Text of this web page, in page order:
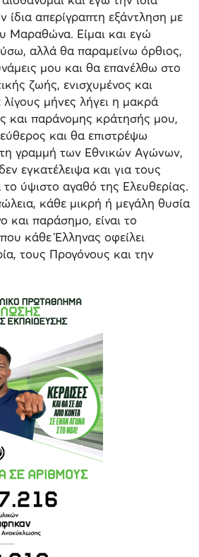
ίδια απερίγραπτη εξάντληση με
Μαραθώνα. Είμαι και εγώ
αλλά θα παραμείνω όρθιος,
μου και θα επανέλθω στο
ζωής, ενισχυμένος και
μήνες λήγει η μακρά
και παράνομης κράτησής μου,
και θα επιστρέψω
γραμμή των Εθνικών Αγώνων,
εγκατέλειψα και για τους
ύψιστο αγαθό της Ελευθερίας.
κάθε μικρή ή μεγάλη θυσία
και παράσημο, είναι το
κάθε Έλληνας οφείλει
τους Προγόνους και την